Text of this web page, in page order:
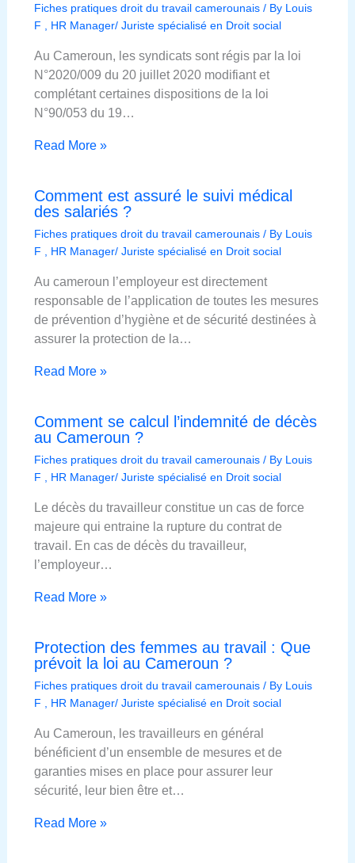
Fiches pratiques droit du travail camerounais/ By Louis
F , HR Manager/ Juriste spécialisé en Droit social
Au Cameroun, les syndicats sont régis par la loi
N°2020/009 du 20 juillet 2020 modifiant et
complétant certaines dispositions de la loi
N°90/053 du 19…
Read More »
Comment est assuré le suivi médical
des salariés ?
Fiches pratiques droit du travail camerounais/ By Louis
F , HR Manager/ Juriste spécialisé en Droit social
Au cameroun l’employeur est directement
responsable de l’application de toutes les mesures
de prévention d’hygiène et de sécurité destinées à
assurer la protection de la…
Read More »
Comment se calcul l’indemnité de décès
au Cameroun ?
Fiches pratiques droit du travail camerounais/ By Louis
F , HR Manager/ Juriste spécialisé en Droit social
Le décès du travailleur constitue un cas de force
majeure qui entraine la rupture du contrat de
travail. En cas de décès du travailleur,
l’employeur…
Read More »
Protection des femmes au travail : Que
prévoit la loi au Cameroun ?
Fiches pratiques droit du travail camerounais/ By Louis
F , HR Manager/ Juriste spécialisé en Droit social
Au Cameroun, les travailleurs en général
bénéficient d’un ensemble de mesures et de
garanties mises en place pour assurer leur
sécurité, leur bien être et…
Read More »